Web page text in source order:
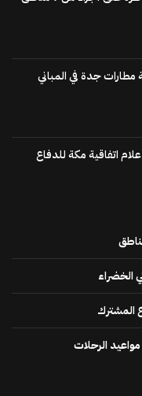
مطارات جدة في المباني
اتفاقية مكة للدفاع
الخضراء
المشترك
الرحلات